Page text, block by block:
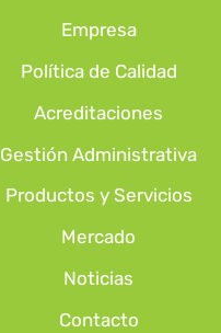
Empresa
Política de Calidad
Acreditaciones
Gestión Administrativa
Productos y Servicios
Mercado
Noticias
Contacto